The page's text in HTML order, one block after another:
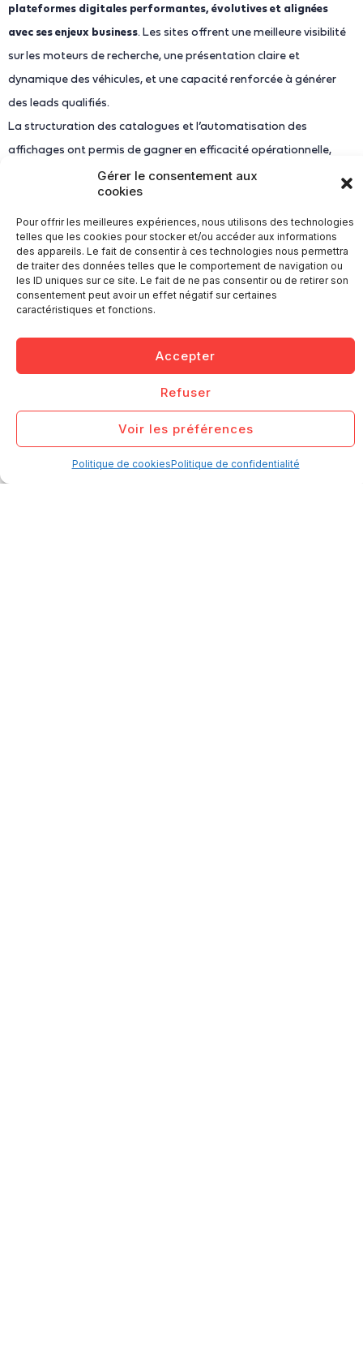
Gérer le consentement aux
cookies
Pour offrir les meilleures expériences, nous utilisons des technologies
telles que les cookies pour stocker et/ou accéder aux informations
des appareils. Le fait de consentir à ces technologies nous permettra
de traiter des données telles que le comportement de navigation ou
les ID uniques sur ce site. Le fait de ne pas consentir ou de retirer son
consentement peut avoir un effet négatif sur certaines
caractéristiques et fonctions.
Accepter
Refuser
Voir les préférences
Politique de cookiesPolitique de confidentialité
plateformes digitales performantes, évolutives et alignées
avec ses enjeux business. Les sites offrent une meilleure visibilité
sur les moteurs de recherche, une présentation claire et
dynamique des véhicules, et une capacité renforcée à générer
des leads qualifiés.
La structuration des catalogues et l’automatisation des
affichages ont permis de gagner en efficacité opérationnelle,
tout en améliorant l’expérience des utilisateurs.
Les équipes ALPENA apprécient particulièrement la
disponibilité et l’engagementde nos équipes, ainsi que notre
capacité à comprendre les contraintes et objectifs du secteur.
Cette relation de confiance permet aujourd’hui de travailler dans
une logique de partenariat durable, où l’agence s’inscrit
pleinement dans les objectifs de développement du groupe et
accompagne activement l’évolution de ses dispositifs digitaux.